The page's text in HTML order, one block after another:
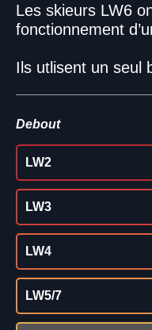
Les skieurs LW6
fonctionnement
Ils utlisent un seul
Debout
LW2
LW3
LW4
LW5/7